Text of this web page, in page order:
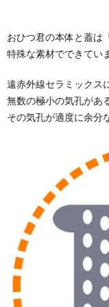
おひつ君の本体と蓋は
特殊な素材でできてい
遠赤外線セラミックス
無数の極小の気孔があ
その気孔が適度に余分